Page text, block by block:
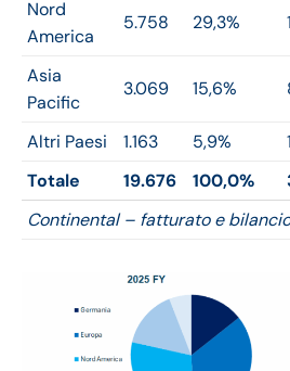
Nord
America
5.758 29,3%
Asia
Pacific
3.069 15,6%
Altri Paesi 1.163 5,9%
Totale
19.676 100,0%
Continental – fatturato e